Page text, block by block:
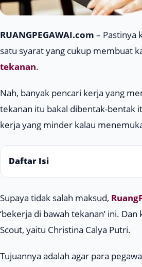
RUANGPEGAWAI.com – Pastinya
satu syarat yang cukup membuat
tekanan.
Nah, banyak pencari kerja yang
tekanan itu bakal dibentak-bentak
kerja yang minder kalau
Daftar Isi
Supaya tidak salah maksud,
‘bekerja di bawah tekanan’ ini.
Scout, yaitu Christina Calya Putri.
Tujuannya adalah agar para